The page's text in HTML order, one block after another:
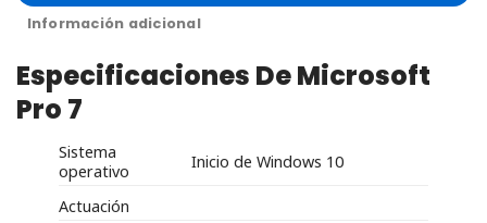
Información adicional
Especificaciones De Microsoft
Pro 7
Sistema
operativo
Inicio de Windows 10
Actuación